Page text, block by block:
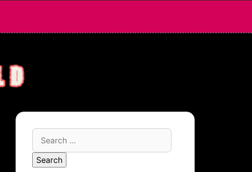
Search
for: